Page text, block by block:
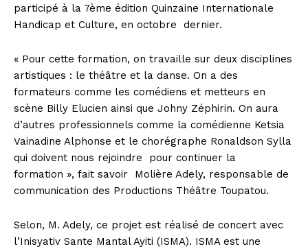
participé à la 7ème édition Quinzaine Internationale
Handicap et Culture, en octobre dernier.
« Pour cette formation, on travaille sur deux disciplines
artistiques : le théâtre et la danse. On a des
formateurs comme les comédiens et metteurs en
scène Billy Elucien ainsi que Johny Zéphirin. On aura
d’autres professionnels comme la comédienne Ketsia
Vainadine Alphonse et le chorégraphe Ronaldson Sylla
qui doivent nous rejoindre
pour continuer la
formation », fait savoir
Molière Adely, responsable de
communication des Productions Théâtre Toupatou.
Selon, M. Adely, ce projet est réalisé de concert avec
l’Inisyativ Sante Mantal Ayiti (ISMA). ISMA est une